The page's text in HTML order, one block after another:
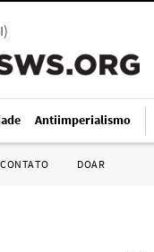
)
Antiimperialismo
CONTATO DOAR